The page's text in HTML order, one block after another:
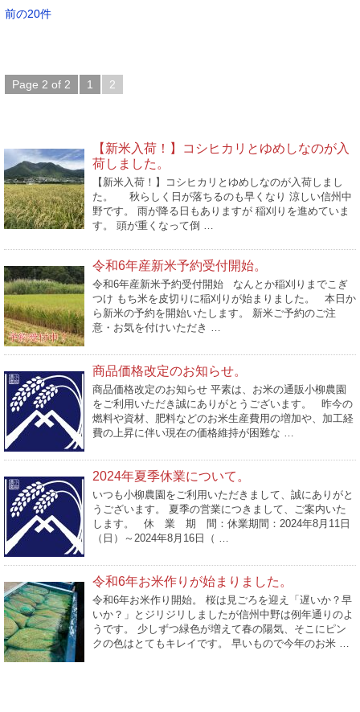
前の20件
Page 2 of 2 1 2
【新米入荷！】コシヒカリとゆめしなのが入
荷しました。
【新米入荷！】コシヒカリとゆめしなのが入荷しまし
た。 秋らしく日が落ちるのも早くなり 涼しい信州中
野です。 雨が降る日もありますが 稲刈りを進めていま
す。 頭が重くなって倒 …
令和6年産新米予約受付開始。
令和6年産新米予約受付開始 なんとか稲刈りまでこぎ
つけ もち米を皮切りに稲刈りが始まりました。 本日か
ら新米の予約を開始いたします。 新米ご予約のご注
意・お気を付けいただき …
商品価格改定のお知らせ。
商品価格改定のお知らせ 平素は、お米の通販小柳農園
をご利用いただき誠にありがとうございます。 昨今の
燃料や資材、肥料などのお米生産費用の増加や、加工経
費の上昇に伴い現在の価格維持が困難な …
2024年夏季休業について。
いつも小柳農園をご利用いただきまして、誠にありがと
うございます。 夏季の営業につきまして、ご案内いた
します。 休 業 期 間：休業期間：2024年8月11日
（日）～2024年8月16日（ …
令和6年お米作りが始まりました。
令和6年お米作り開始。 桜は見ごろを迎え「遅いか？早
いか？」とジリジリしましたが信州中野は例年通りのよ
うです。 少しずつ緑色が増えて春の陽気、そこにピン
クの色はとてもキレイです。 早いもので今年のお米 …